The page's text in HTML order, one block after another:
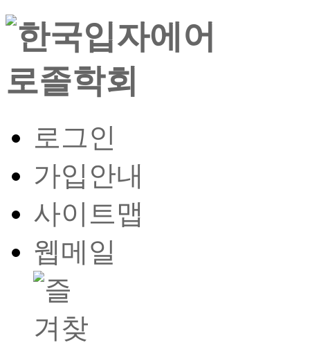
로그인
가입안내
사이트맵
웹메일